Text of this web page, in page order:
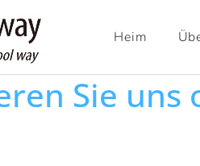
Heim
Sie uns